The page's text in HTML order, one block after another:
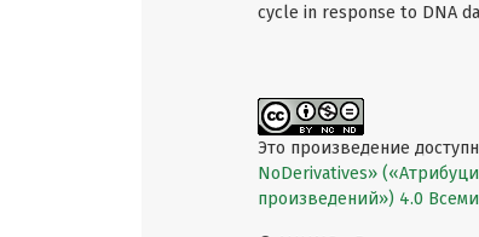
cycle in response to DNA
Это произведение
NoDerivatives»
произведений») 4.0